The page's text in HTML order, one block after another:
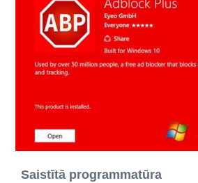
Saistītā programmatūra